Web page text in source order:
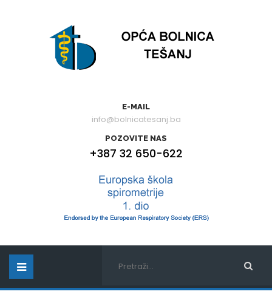
E-MAIL
info@bolnicatesanj.ba
POZOVITE NAS
+387 32 650-622